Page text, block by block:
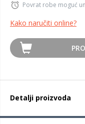
Povrat robe moguć
Kako naručiti online?
Detalji proizvoda